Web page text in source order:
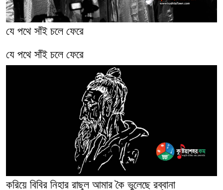
যে পথে সাঁই চলে ফেরে
যে পথে সাঁই চলে ফেরে
করিয়ে বিবির নিহার রাছুল আমার কৈ ভুলেছে রব্বানা